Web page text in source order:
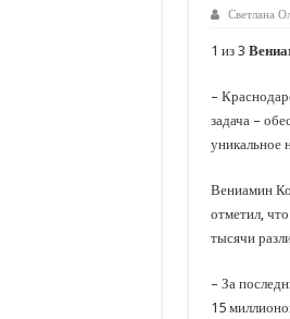
С нового
В Краснодарском
В городах и
Стартовал прием
Светлана
1 из 3
–
задача –
уникальное
Вениамин
отметил,
тысячи
– За
15